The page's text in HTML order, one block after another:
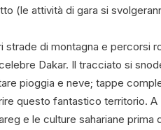
(le attività di gara si
di montagna e percorsi
Dakar. Il tracciato si
pioggia e neve; tappe
questo fantastico territorio. A
e le culture sahariane prima